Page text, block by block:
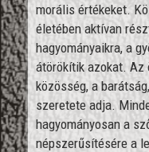
morális értékeket.
életében aktívan
hagyományaikra, a
átörökítik azokat. Az
közösség, a
szeretete adja.
hagyományosan a
népszerűsítésére a